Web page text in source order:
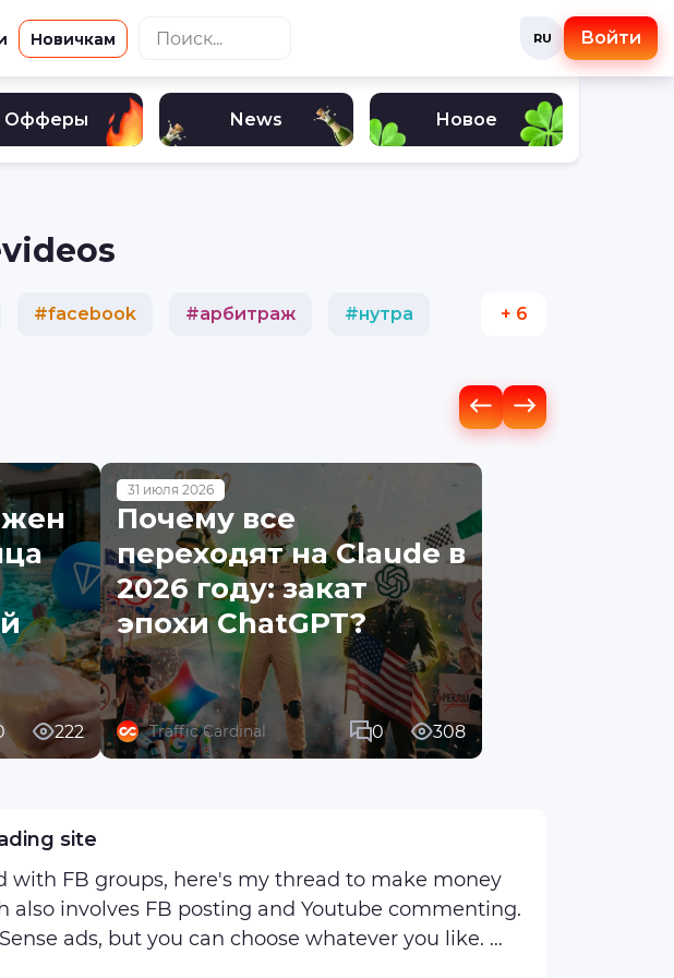
Новичкам RU Войти
Офферы News Новое
#facebook #арбитраж #нутра + 6
222
31 июля 2026
Почему все
переходят на Claude в
2026 году: закат
эпохи ChatGPT?
Traffic Cardinal 0 308
site
with FB groups, here's my thread to make money
also involves FB posting and Youtube commenting.
ads, but you can choose whatever you like.